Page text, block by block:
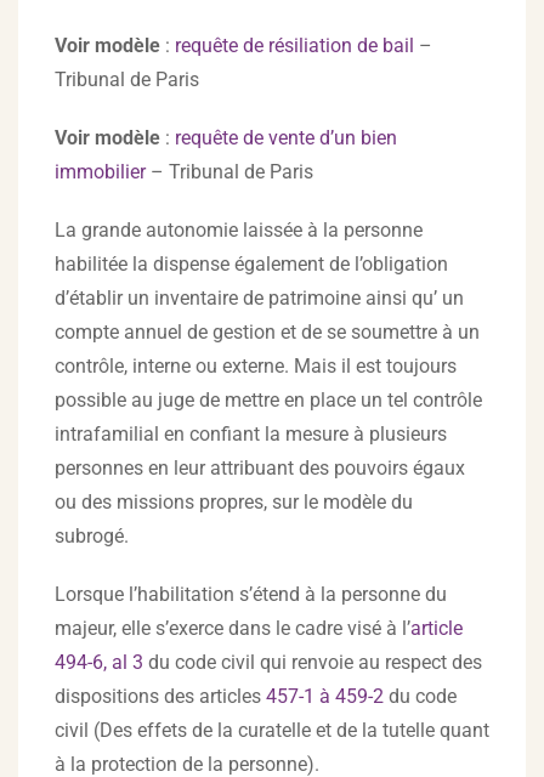
Voir modèle : requête de résiliation de bail –
Tribunal de Paris
Voir modèle : requête de vente d’un bien
immobilier– Tribunal de Paris
La grande autonomie laissée à la personne
habilitée la dispense également de l’obligation
d’établir un inventaire de patrimoine ainsi qu’ un
compte annuel de gestion et de se soumettre à un
contrôle, interne ou externe. Mais il est toujours
possible au juge de mettre en place un tel contrôle
intrafamilial en confiant la mesure à plusieurs
personnes en leur attribuant des pouvoirs égaux
ou des missions propres, sur le modèle du
subrogé.
Lorsque l’habilitation s’étend à la personne du
majeur, elle s’exerce dans le cadre visé à l’article
494-6, al 3 du code civil qui renvoie au respect des
dispositions des articles 457-1 à 459-2 du code
civil (Des effets de la curatelle et de la tutelle quant
à la protection de la personne).